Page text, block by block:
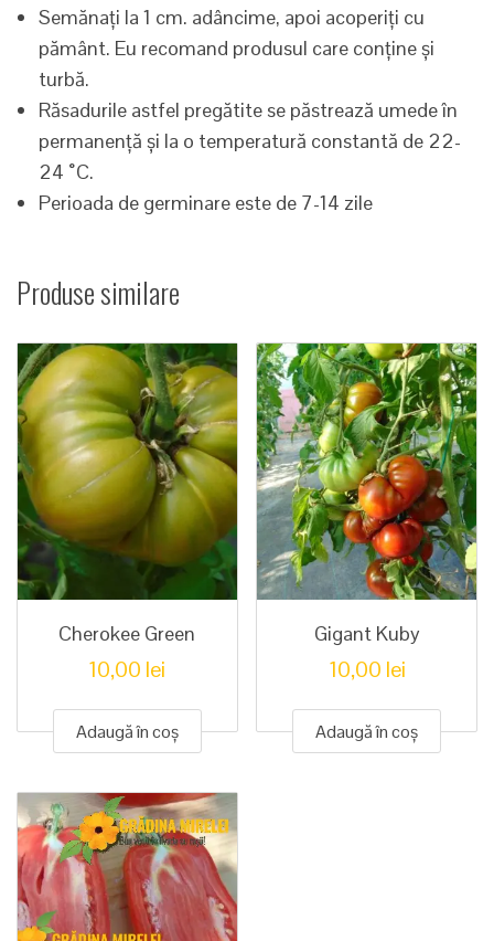
Semănați la 1 cm. adâncime, apoi acoperiți cu
pământ. Eu recomand produsul care conține și
turbă.
Răsadurile astfel pregătite se păstrează umede în
permanență și la o temperatură constantă de 22-
24 ˚C.
Perioada de germinare este de 7-14 zile
Produse similare
Cherokee Green
10,00 lei
Adaugă în coș
Gigant Kuby
10,00 lei
Adaugă în coș